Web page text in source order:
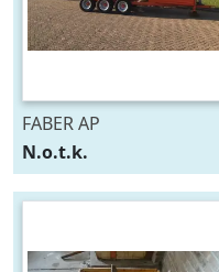
FABER AP
N.o.t.k.